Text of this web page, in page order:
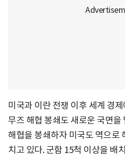
미국과 이란 전쟁 이후 세계 경
무즈 해협 봉쇄도 새로운 국면
해협을 봉쇄하자 미국도 역으로
치고 있다. 군함 15척 이상을 배